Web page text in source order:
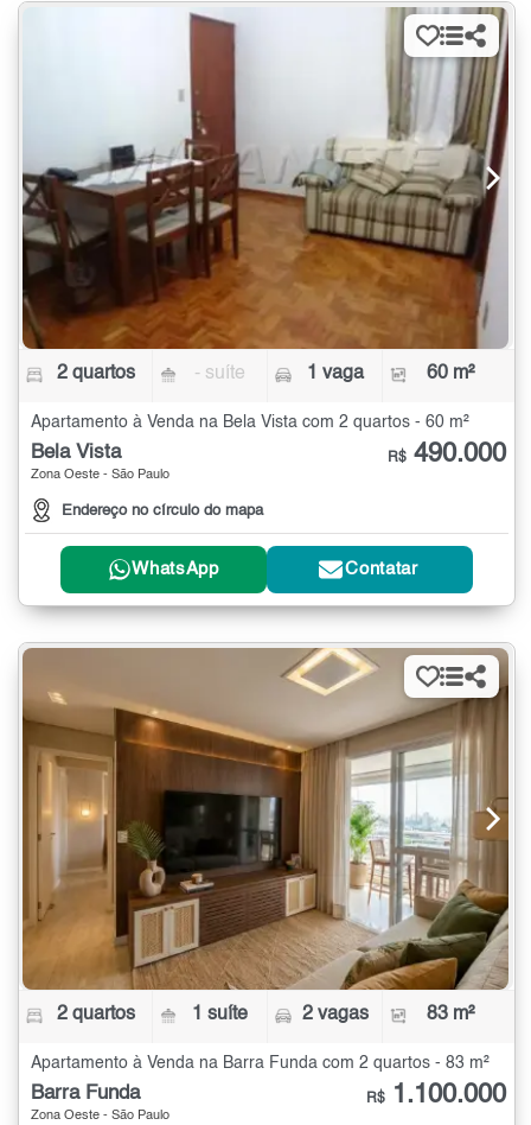
2 quartos - suíte 1 vaga 60 m²
Apartamento à Venda na Bela Vista com 2 quartos - 60 m²
Bela Vista
Zona Oeste - São Paulo
Endereço no círculo do mapa
R$ 490.000
WhatsApp Contatar
2 quartos 1 suíte 2 vagas 83 m²
Apartamento à Venda na Barra Funda com 2 quartos - 83 m²
Barra Funda
Zona Oeste - São Paulo
R$ 1.100.000